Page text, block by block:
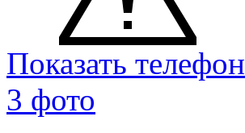
Показать телефон
3 фото